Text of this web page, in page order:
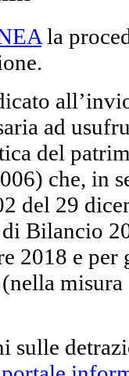
la
ad
del
che, in
del 29
Bilancio
2018 e
misura
sulle